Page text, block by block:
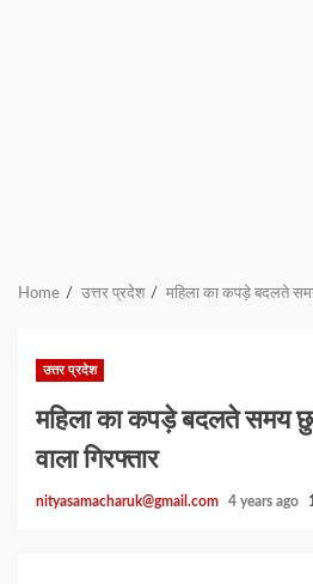
Home उत्तर प्रदेश महिला का कपड़े बदलते समय
उत्तर प्रदेश
महिला का कपड़े बदलते समय
वाला गिरफ्तार
nityasamacharuk@gmail.com 4 years ago